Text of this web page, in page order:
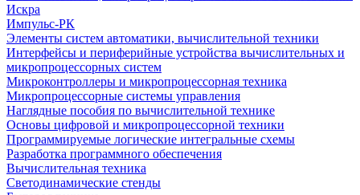
Искра
Импульс-РК
Элементы систем автоматики, вычислительной техники
Интерфейсы и периферийные устройства вычислительных и
микропроцессорных систем
Микроконтроллеры и микропроцессорная техника
Микропроцессорные системы управления
Наглядные пособия по вычислительной технике
Основы цифровой и микропроцессорной техники
Программируемые логические интегральные схемы
Разработка программного обеспечения
Вычислительная техника
Светодинамические стенды